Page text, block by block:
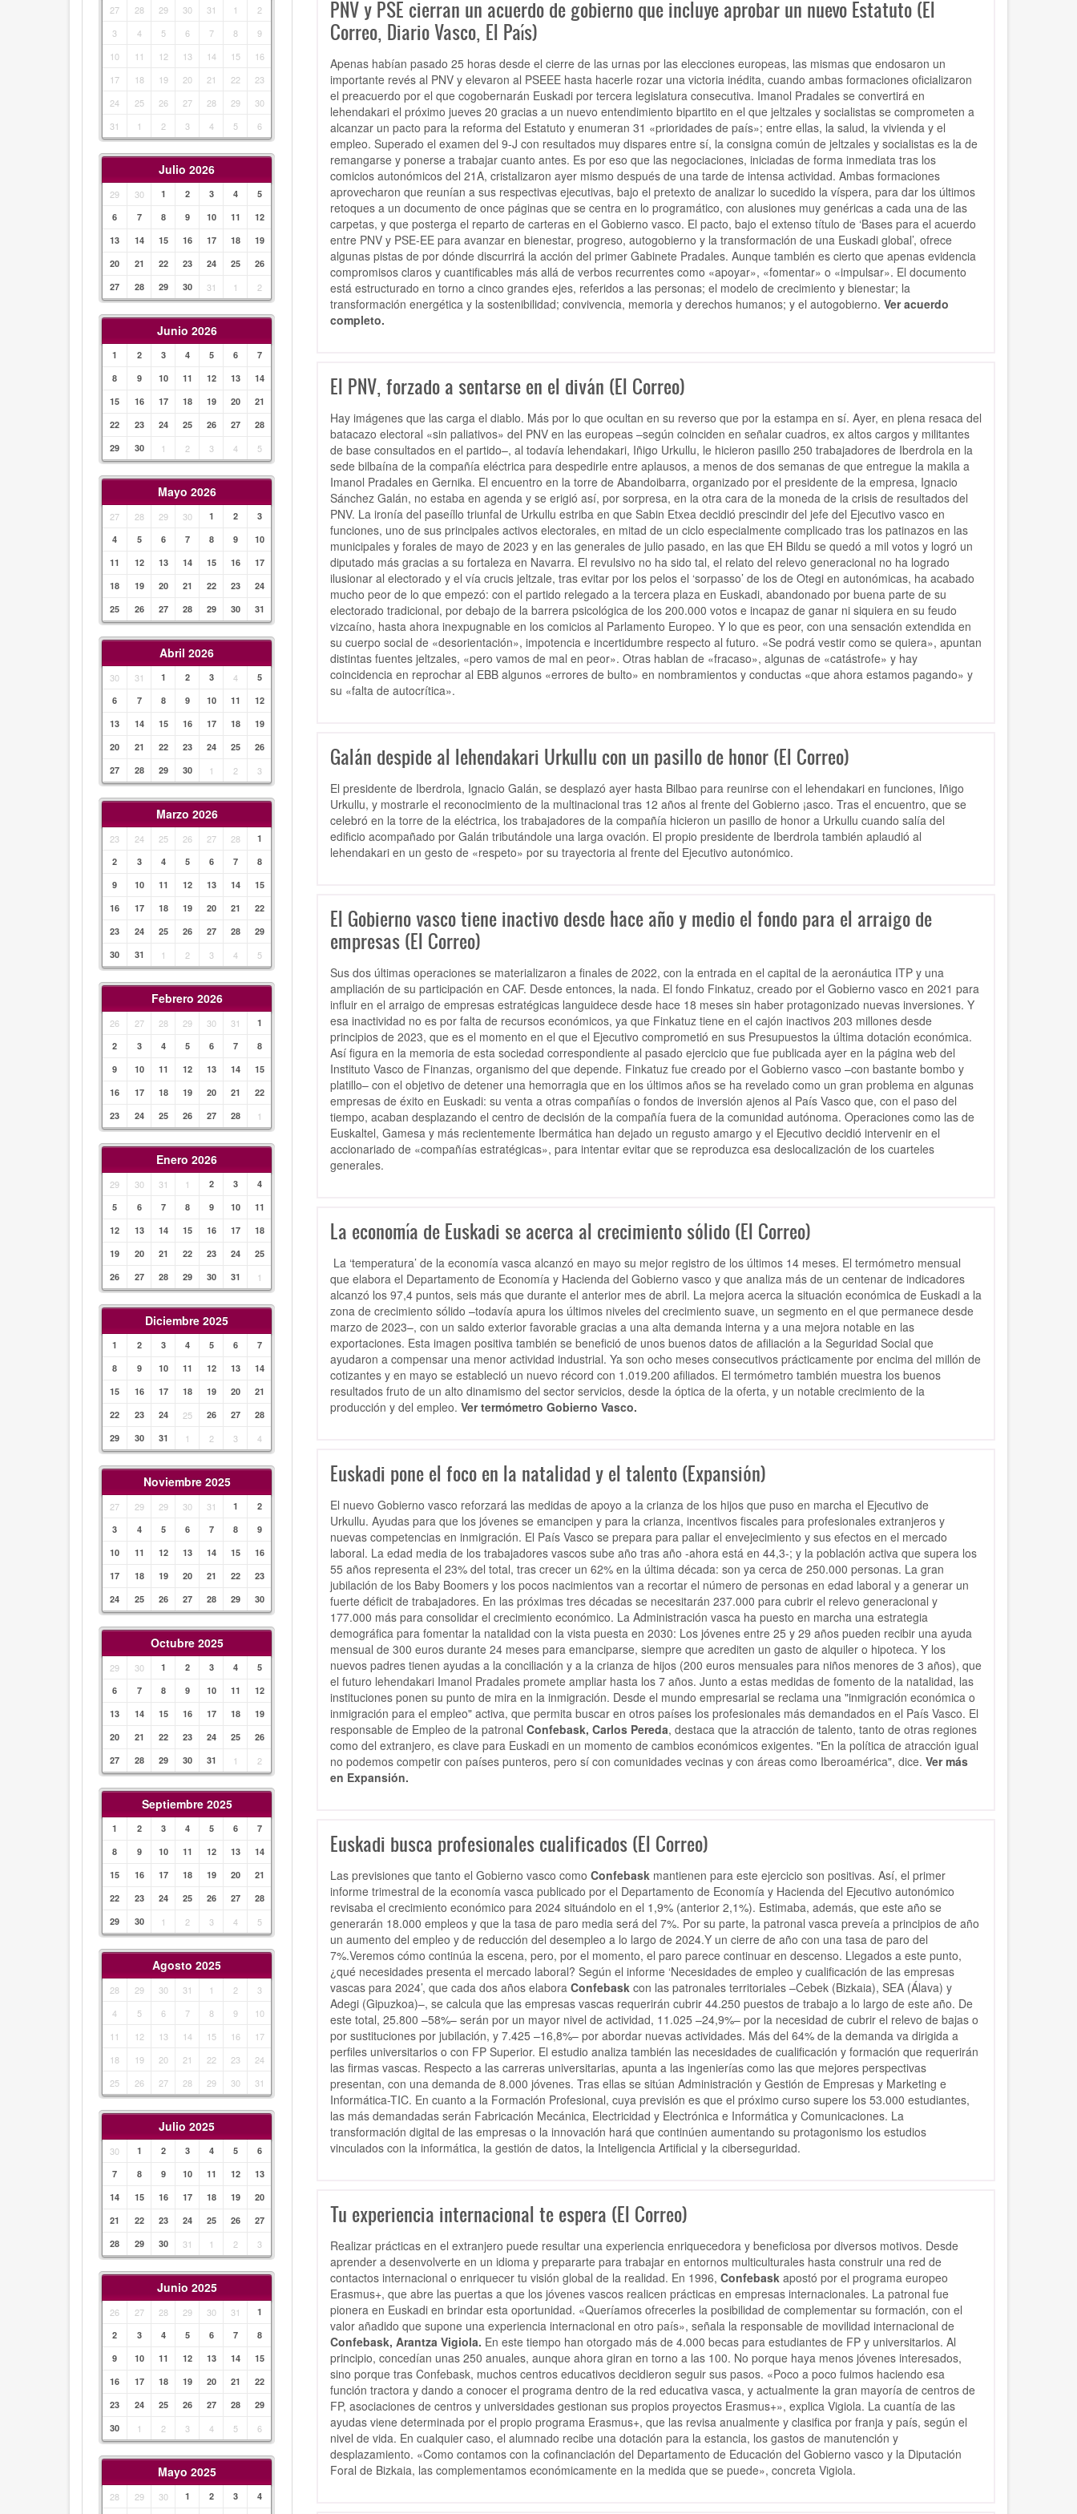
27 28 29 30 31 1
2
3
4 5 6 7 8
9
10
11 12 13 14 15
16
17
18 19 20 21 22
23
24
25 26 27 28 29
30
31
1 2 3 4 5 6
Julio 2026
29 30 1 2 3 4
5
6
7 8 9 10 11
12
13
14 15 16 17 18
19
20
21 22 23 24 25
26
27
28 29 30 31 1 2
Junio 2026
1 2 3 4 5 6
7
8
9 10 11 12 13
14
15
16 17 18 19 20
21
22
23 24 25 26 27
28
29
30 1 2 3 4 5
Mayo 2026
27 28 29 30 1 2
3
4
5 6 7 8 9
10
11
12 13 14 15 16
17
18
19 20 21 22 23
24
25
26 27 28 29 30 31
Abril 2026
30 31 1 2 3 4
5
6
7 8 9 10 11
12
13
14 15 16 17 18
19
20
21 22 23 24 25
26
27
28 29 30 1 2 3
Marzo 2026
23 24 25 26 27 28
1
2
3 4 5 6 7
8
9
10 11 12 13 14
15
16
17 18 19 20 21
22
23
24 25 26 27 28
29
30
31 1 2 3 4 5
Febrero 2026
26 27 28 29 30 31
1
2
3 4 5 6 7
8
9
10 11 12 13 14
15
16
17 18 19 20 21
22
23
24 25 26 27 28 1
Enero 2026
29 30 31 1 2 3
4
5
6 7 8 9 10
11
12
13 14 15 16 17
18
19
20 21 22 23 24
25
26
27 28 29 30 31 1
Diciembre 2025
1 2 3 4 5 6
7
8
9 10 11 12 13
14
15
16 17 18 19 20
21
22
23 24 25 26 27
28
29
30 31 1 2 3 4
Noviembre 2025
27 29 29 30 31 1
2
3
4 5 6 7 8
9
10
11 12 13 14 15
16
17
18 19 20 21 22
23
24
25 26 27 28 29 30
Octubre 2025
29 30 1 2 3 4
5
6
7 8 9 10 11
12
13
14 15 16 17 18
19
20
21 22 23 24 25
26
27
28 29 30 31 1 2
Septiembre 2025
1 2 3 4 5 6
7
8
9 10 11 12 13
14
15
16 17 18 19 20
21
22
23 24 25 26 27
28
29
30 1 2 3 4 5
Agosto 2025
28 29 30 31 1 2
3
4
5 6 7 8 9
10
11
12 13 14 15 16
17
18
19 20 21 22 23
24
25
26 27 28 29 30 31
Julio 2025
30 1 2 3 4 5
6
7
8 9 10 11 12
13
14
15 16 17 18 19
20
21
22 23 24 25 26
27
28
29 30 31 1 2 3
Junio 2025
26 27 28 29 30 31
1
2
3 4 5 6 7
8
9
10 11 12 13 14
15
16
17 18 19 20 21
22
23
24 25 26 27 28
29
30
1 2 3 4 5 6
Mayo 2025
28 29 30 1 2 3
4
PNV y PSE cierran un acuerdo de gobierno que incluye aprobar un nuevo Estatuto (El
Correo, Diario Vasco, El País)
Apenas habían pasado 25 horas desde el cierre de las urnas por las elecciones europeas, las mismas que endosaron un
importante revés al PNV y elevaron al PSEEE hasta hacerle rozar una victoria inédita, cuando ambas formaciones oficializaron
el preacuerdo por el que cogobernarán Euskadi por tercera legislatura consecutiva. Imanol Pradales se convertirá en
lehendakari el próximo jueves 20 gracias a un nuevo entendimiento bipartito en el que jeltzales y socialistas se comprometen a
alcanzar un pacto para la reforma del Estatuto y enumeran 31 «prioridades de país»; entre ellas, la salud, la vivienda y el
empleo. Superado el examen del 9-J con resultados muy dispares entre sí, la consigna común de jeltzales y socialistas es la de
remangarse y ponerse a trabajar cuanto antes. Es por eso que las negociaciones, iniciadas de forma inmediata tras los
comicios autonómicos del 21A, cristalizaron ayer mismo después de una tarde de intensa actividad. Ambas formaciones
aprovecharon que reunían a sus respectivas ejecutivas, bajo el pretexto de analizar lo sucedido la víspera, para dar los últimos
retoques a un documento de once páginas que se centra en lo programático, con alusiones muy genéricas a cada una de las
carpetas, y que posterga el reparto de carteras en el Gobierno vasco. El pacto, bajo el extenso título de ‘Bases para el acuerdo
entre PNV y PSE-EE para avanzar en bienestar, progreso, autogobierno y la transformación de una Euskadi global’, ofrece
algunas pistas de por dónde discurrirá la acción del primer Gabinete Pradales. Aunque también es cierto que apenas evidencia
compromisos claros y cuantificables más allá de verbos recurrentes como «apoyar», «fomentar» o «impulsar». El documento
está estructurado en torno a cinco grandes ejes, referidos a las personas; el modelo de crecimiento y bienestar; la
transformación energética y la sostenibilidad; convivencia, memoria y derechos humanos; y el autogobierno. Ver acuerdo
completo.
El PNV, forzado a sentarse en el diván (El Correo)
Hay imágenes que las carga el diablo. Más por lo que ocultan en su reverso que por la estampa en sí. Ayer, en plena resaca del
batacazo electoral «sin paliativos» del PNV en las europeas –según coinciden en señalar cuadros, ex altos cargos y militantes
de base consultados en el partido–, al todavía lehendakari, Iñigo Urkullu, le hicieron pasillo 250 trabajadores de Iberdrola en la
sede bilbaína de la compañía eléctrica para despedirle entre aplausos, a menos de dos semanas de que entregue la makila a
Imanol Pradales en Gernika. El encuentro en la torre de Abandoibarra, organizado por el presidente de la empresa, Ignacio
Sánchez Galán, no estaba en agenda y se erigió así, por sorpresa, en la otra cara de la moneda de la crisis de resultados del
PNV. La ironía del paseíllo triunfal de Urkullu estriba en que Sabin Etxea decidió prescindir del jefe del Ejecutivo vasco en
funciones, uno de sus principales activos electorales, en mitad de un ciclo especialmente complicado tras los patinazos en las
municipales y forales de mayo de 2023 y en las generales de julio pasado, en las que EH Bildu se quedó a mil votos y logró un
diputado más gracias a su fortaleza en Navarra. El revulsivo no ha sido tal, el relato del relevo generacional no ha logrado
ilusionar al electorado y el vía crucis jeltzale, tras evitar por los pelos el ‘sorpasso’ de los de Otegi en autonómicas, ha acabado
mucho peor de lo que empezó: con el partido relegado a la tercera plaza en Euskadi, abandonado por buena parte de su
electorado tradicional, por debajo de la barrera psicológica de los 200.000 votos e incapaz de ganar ni siquiera en su feudo
vizcaíno, hasta ahora inexpugnable en los comicios al Parlamento Europeo. Y lo que es peor, con una sensación extendida en
su cuerpo social de «desorientación», impotencia e incertidumbre respecto al futuro. «Se podrá vestir como se quiera», apuntan
distintas fuentes jeltzales, «pero vamos de mal en peor». Otras hablan de «fracaso», algunas de «catástrofe» y hay
coincidencia en reprochar al EBB algunos «errores de bulto» en nombramientos y conductas «que ahora estamos pagando» y
su «falta de autocrítica».
Galán despide al lehendakari Urkullu con un pasillo de honor (El Correo)
El presidente de Iberdrola, Ignacio Galán, se desplazó ayer hasta Bilbao para reunirse con el lehendakari en funciones, Iñigo
Urkullu, y mostrarle el reconocimiento de la multinacional tras 12 años al frente del Gobierno ¡asco. Tras el encuentro, que se
celebró en la torre de la eléctrica, los trabajadores de la compañía hicieron un pasillo de honor a Urkullu cuando salía del
edificio acompañado por Galán tributándole una larga ovación. El propio presidente de Iberdrola también aplaudió al
lehendakari en un gesto de «respeto» por su trayectoria al frente del Ejecutivo autonómico.
El Gobierno vasco tiene inactivo desde hace año y medio el fondo para el arraigo de
empresas (El Correo)
Sus dos últimas operaciones se materializaron a finales de 2022, con la entrada en el capital de la aeronáutica ITP y una
ampliación de su participación en CAF. Desde entonces, la nada. El fondo Finkatuz, creado por el Gobierno vasco en 2021 para
influir en el arraigo de empresas estratégicas languidece desde hace 18 meses sin haber protagonizado nuevas inversiones. Y
esa inactividad no es por falta de recursos económicos, ya que Finkatuz tiene en el cajón inactivos 203 millones desde
principios de 2023, que es el momento en el que el Ejecutivo comprometió en sus Presupuestos la última dotación económica.
Así figura en la memoria de esta sociedad correspondiente al pasado ejercicio que fue publicada ayer en la página web del
Instituto Vasco de Finanzas, organismo del que depende. Finkatuz fue creado por el Gobierno vasco –con bastante bombo y
platillo– con el objetivo de detener una hemorragia que en los últimos años se ha revelado como un gran problema en algunas
empresas de éxito en Euskadi: su venta a otras compañías o fondos de inversión ajenos al País Vasco que, con el paso del
tiempo, acaban desplazando el centro de decisión de la compañía fuera de la comunidad autónoma. Operaciones como las de
Euskaltel, Gamesa y más recientemente Ibermática han dejado un regusto amargo y el Ejecutivo decidió intervenir en el
accionariado de «compañías estratégicas», para intentar evitar que se reproduzca esa deslocalización de los cuarteles
generales.
La economía de Euskadi se acerca al crecimiento sólido (El Correo)
La ‘temperatura’ de la economía vasca alcanzó en mayo su mejor registro de los últimos 14 meses. El termómetro mensual
que elabora el Departamento de Economía y Hacienda del Gobierno vasco y que analiza más de un centenar de indicadores
alcanzó los 97,4 puntos, seis más que durante el anterior mes de abril. La mejora acerca la situación económica de Euskadi a la
zona de crecimiento sólido –todavía apura los últimos niveles del crecimiento suave, un segmento en el que permanece desde
marzo de 2023–, con un saldo exterior favorable gracias a una alta demanda interna y a una mejora notable en las
exportaciones. Esta imagen positiva también se benefició de unos buenos datos de afiliación a la Seguridad Social que
ayudaron a compensar una menor actividad industrial. Ya son ocho meses consecutivos prácticamente por encima del millón de
cotizantes y en mayo se estableció un nuevo récord con 1.019.200 afiliados. El termómetro también muestra los buenos
resultados fruto de un alto dinamismo del sector servicios, desde la óptica de la oferta, y un notable crecimiento de la
producción y del empleo. Ver termómetro Gobierno Vasco.
Euskadi pone el foco en la natalidad y el talento (Expansión)
El nuevo Gobierno vasco reforzará las medidas de apoyo a la crianza de los hijos que puso en marcha el Ejecutivo de
Urkullu. Ayudas para que los jóvenes se emancipen y para la crianza, incentivos fiscales para profesionales extranjeros y
nuevas competencias en inmigración. El País Vasco se prepara para paliar el envejecimiento y sus efectos en el mercado
laboral. La edad media de los trabajadores vascos sube año tras año -ahora está en 44,3-; y la población activa que supera los
55 años representa el 23% del total, tras crecer un 62% en la última década: son ya cerca de 250.000 personas. La gran
jubilación de los Baby Boomers y los pocos nacimientos van a recortar el número de personas en edad laboral y a generar un
fuerte déficit de trabajadores. En las próximas tres décadas se necesitarán 237.000 para cubrir el relevo generacional y
177.000 más para consolidar el crecimiento económico. La Administración vasca ha puesto en marcha una estrategia
demográfica para fomentar la natalidad con la vista puesta en 2030: Los jóvenes entre 25 y 29 años pueden recibir una ayuda
mensual de 300 euros durante 24 meses para emanciparse, siempre que acrediten un gasto de alquiler o hipoteca. Y los
nuevos padres tienen ayudas a la conciliación y a la crianza de hijos (200 euros mensuales para niños menores de 3 años), que
el futuro lehendakari Imanol Pradales promete ampliar hasta los 7 años. Junto a estas medidas de fomento de la natalidad, las
instituciones ponen su punto de mira en la inmigración. Desde el mundo empresarial se reclama una "inmigración económica o
inmigración para el empleo" activa, que permita buscar en otros países los profesionales más demandados en el País Vasco. El
responsable de Empleo de la patronal Confebask, Carlos Pereda, destaca que la atracción de talento, tanto de otras regiones
como del extranjero, es clave para Euskadi en un momento de cambios económicos exigentes. "En la política de atracción igual
no podemos competir con países punteros, pero sí con comunidades vecinas y con áreas como Iberoamérica", dice. Ver más
en Expansión.
Euskadi busca profesionales cualificados (El Correo)
Las previsiones que tanto el Gobierno vasco como Confebask mantienen para este ejercicio son positivas. Así, el primer
informe trimestral de la economía vasca publicado por el Departamento de Economía y Hacienda del Ejecutivo autonómico
revisaba el crecimiento económico para 2024 situándolo en el 1,9% (anterior 2,1%). Estimaba, además, que este año se
generarán 18.000 empleos y que la tasa de paro media será del 7%. Por su parte, la patronal vasca preveía a principios de año
un aumento del empleo y de reducción del desempleo a lo largo de 2024.Y un cierre de año con una tasa de paro del
7%.Veremos cómo continúa la escena, pero, por el momento, el paro parece continuar en descenso. Llegados a este punto,
¿qué necesidades presenta el mercado laboral? Según el informe ‘Necesidades de empleo y cualificación de las empresas
vascas para 2024’, que cada dos años elabora Confebaskcon las patronales territoriales –Cebek (Bizkaia), SEA (Álava) y
Adegi (Gipuzkoa)–, se calcula que las empresas vascas requerirán cubrir 44.250 puestos de trabajo a lo largo de este año. De
este total, 25.800 –58%– serán por un mayor nivel de actividad, 11.025 –24,9%– por la necesidad de cubrir el relevo de bajas o
por sustituciones por jubilación, y 7.425 –16,8%– por abordar nuevas actividades. Más del 64% de la demanda va dirigida a
perfiles universitarios o con FP Superior. El estudio analiza también las necesidades de cualificación y formación que requerirán
las firmas vascas. Respecto a las carreras universitarias, apunta a las ingenierías como las que mejores perspectivas
presentan, con una demanda de 8.000 jóvenes. Tras ellas se sitúan Administración y Gestión de Empresas y Marketing e
Informática-TIC. En cuanto a la Formación Profesional, cuya previsión es que el próximo curso supere los 53.000 estudiantes,
las más demandadas serán Fabricación Mecánica, Electricidad y Electrónica e Informática y Comunicaciones. La
transformación digital de las empresas o la innovación hará que continúen aumentando su protagonismo los estudios
vinculados con la informática, la gestión de datos, la Inteligencia Artificial y la ciberseguridad.
Tu experiencia internacional te espera (El Correo)
Realizar prácticas en el extranjero puede resultar una experiencia enriquecedora y beneficiosa por diversos motivos. Desde
aprender a desenvolverte en un idioma y prepararte para trabajar en entornos multiculturales hasta construir una red de
contactos internacional o enriquecer tu visión global de la realidad. En 1996, Confebaskapostó por el programa europeo
Erasmus+, que abre las puertas a que los jóvenes vascos realicen prácticas en empresas internacionales. La patronal fue
pionera en Euskadi en brindar esta oportunidad. «Queríamos ofrecerles la posibilidad de complementar su formación, con el
valor añadido que supone una experiencia internacional en otro país», señala la responsable de movilidad internacional de
Confebask, Arantza Vigiola. En este tiempo han otorgado más de 4.000 becas para estudiantes de FP y universitarios. Al
principio, concedían unas 250 anuales, aunque ahora giran en torno a las 100. No porque haya menos jóvenes interesados,
sino porque tras Confebask, muchos centros educativos decidieron seguir sus pasos. «Poco a poco fuimos haciendo esa
función tractora y dando a conocer el programa dentro de la red educativa vasca, y actualmente la gran mayoría de centros de
FP, asociaciones de centros y universidades gestionan sus propios proyectos Erasmus+», explica Vigiola. La cuantía de las
ayudas viene determinada por el propio programa Erasmus+, que las revisa anualmente y clasifica por franja y país, según el
nivel de vida. En cualquier caso, el alumnado recibe una dotación para la estancia, los gastos de manutención y
desplazamiento. «Como contamos con la cofinanciación del Departamento de Educación del Gobierno vasco y la Diputación
Foral de Bizkaia, las complementamos económicamente en la medida que se puede», concreta Vigiola.